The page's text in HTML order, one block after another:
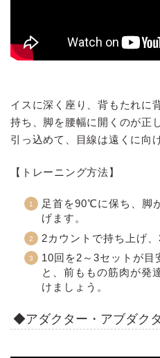
イスに深く座り、背もたれに
持ち、脚を腰幅に開くのが正
引っ込めて、目線は遠くに向
【トレーニング方法】
足首を90℃に保ち、脚
げます。
2カウントで持ち上げ
10回を2～3セットが目
と、前ももの筋肉が発
けましょう。
◆アダクター・アブダク